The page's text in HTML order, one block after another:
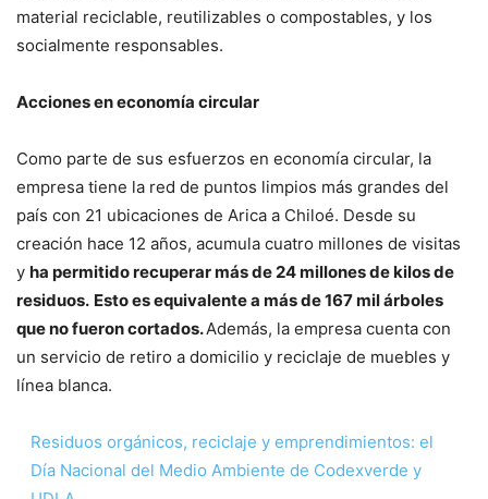
material reciclable, reutilizables o compostables, y los
socialmente responsables.
Acciones en economía circular
Como parte de sus esfuerzos en economía circular, la
empresa tiene la red de puntos limpios más grandes del
país con 21 ubicaciones de Arica a Chiloé. Desde su
creación hace 12 años, acumula cuatro millones de visitas
y ha permitido recuperar más de 24 millones de kilos de
residuos. Esto es equivalente a más de 167 mil árboles
que no fueron cortados.Además, la empresa cuenta con
un servicio de retiro a domicilio y reciclaje de muebles y
línea blanca.
Residuos orgánicos, reciclaje y emprendimientos: el
Día Nacional del Medio Ambiente de Codexverde y